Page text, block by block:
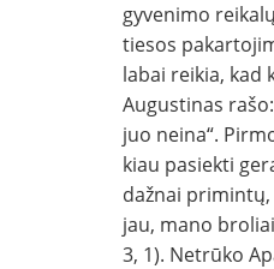
gyvenimo
tiesos
labai reikia, kad
Augustinas
juo neina“.
kiau pasiekti
dažnai primintų,
jau, mano
3, 1). Netrūko